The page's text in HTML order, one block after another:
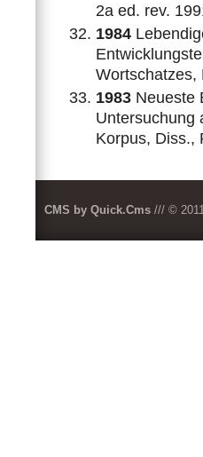
2a ed. rev.
1984
Wortschatzes,
1983 Neueste
Untersuchung
Korpus, Diss.,
CMS by Quick.Cms /// ©